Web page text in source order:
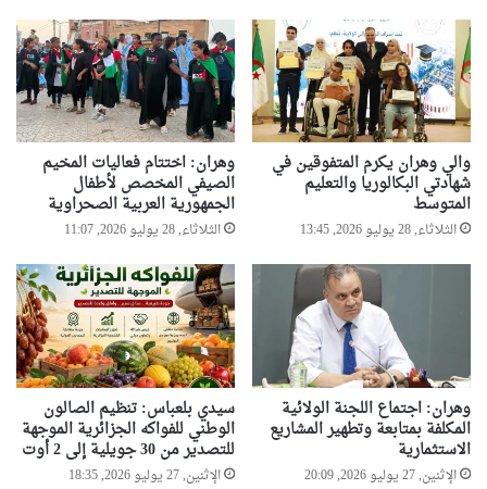
والي وهران يكرم المتفوقين في
شهادتي البكالوريا والتعليم
المتوسط
الثلاثاء, 28 يوليو 2026, 13:45
وهران: اختتام فعاليات المخيم
الصيفي المخصص لأطفال
الجمهورية العربية الصحراوية
الثلاثاء, 28 يوليو 2026, 11:07
وهران: اجتماع اللجنة الولائية
المكلفة بمتابعة وتطهير المشاريع
الاستثمارية
الإثنين, 27 يوليو 2026, 20:09
سيدي بلعباس: تنظيم الصالون
الوطني للفواكه الجزائرية الموجهة
للتصدير من 30 جويلية إلى 2 أوت
الإثنين, 27 يوليو 2026, 18:35